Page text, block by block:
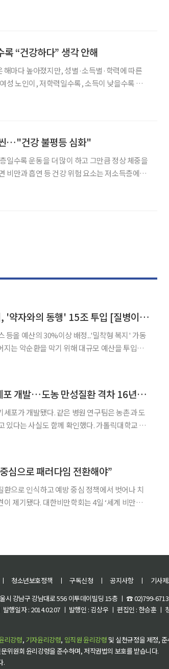
“건강하다” 생각 안해
마다 높아졌지만, 성별·소득별·학력에 따른
성 노인이, 저학력일수록, 소득이 낮을수록 건
…"건강 불평등 심화"
비만과 흡연 등 건강 위험 요소는 저소득층에서
"의료 사각지대 없도록"…서울시, '약자와의 동행' 15조 투입 [질병이 된 가난, 빚이 된 치료③]
등올 예산의 30%이상 배정...'밀착형 복지' 가동
는 악순환을 막기 위해 대규모 예산을 투입해
성빈센트병원, 뇌종양 잡는 줄기세포 개발…도농 만성질환 격차 16년째 지속 확인
포가 개발됐다. 같은 병원 연구팀은 농촌과 도
있다는 사실도 함께 확인했다. 가톨릭대학교 성
심으로 패러다임 전환해야”
으로 인식하고 예방 중심 정책에서 벗어나 치
는 4일 ‘세계 비만의
ㅣ 청소년보호정책 ㅣ 구독신청 ㅣ 공지사항 ㅣ 기사
시 강남구 강남대로 556 이투데이빌딩 15층 ㅣ ☎ 02)799-6713
행일자 : 2014.02.07 ㅣ 발행인 : 김상우 ㅣ 편집인 : 한승훈 ㅣ
리강령, 기자윤리강령, 임직원 윤리강령 및 실천규정을 제정,
위원회 윤리강령을 준수하며, 저작권법의 보호를 받습니다.
.